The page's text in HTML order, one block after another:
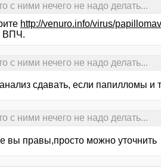
с ними нечего не надо делать...
http://venuro.info/virus/
ВПЧ.
с ними нечего не надо делать...
сдавать, если папилломы и
с ними нечего не надо делать...
вы правы,просто можно уточнить